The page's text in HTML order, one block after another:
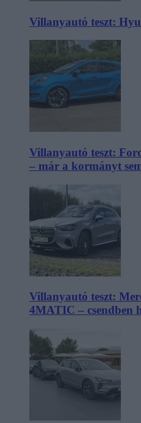
Villanyautó teszt:
Villanyautó teszt:
– már a kormányt
Villanyautó teszt:
4MATIC – csendben